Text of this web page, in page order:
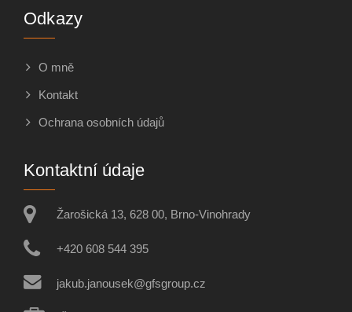
Odkazy
O mně
Kontakt
Ochrana osobních údajů
Kontaktní údaje
Žarošická 13, 628 00, Brno-Vinohrady
+420 608 544 395
jakub.janousek@gfsgroup.cz